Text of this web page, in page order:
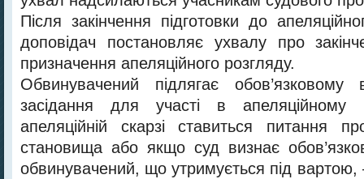
Після закінчення підготовки до
доповідач постановляє ухвалу про
призначення апеляційного розгляду.
Обвинувачений підлягає
засідання для участі в
апеляційній скарзі ставиться питання
становища або якщо суд визнає
обвинувачений, що утримується під вартою,